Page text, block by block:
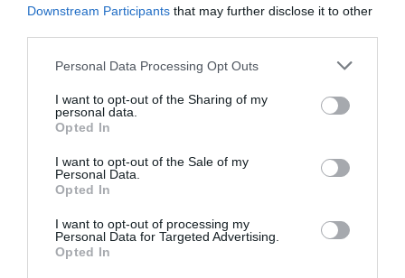
Downstream Participants that may further disclose it to other
Personal Data Processing Opt Outs
I want to opt-out of the Sharing of my
personal data.
Opted In
I want to opt-out of the Sale of my
Personal Data.
Opted In
I want to opt-out of processing my
Personal Data for Targeted Advertising.
Opted In
Noticias y novedades
Redacción
salud tiene el color de la
20/07/2022